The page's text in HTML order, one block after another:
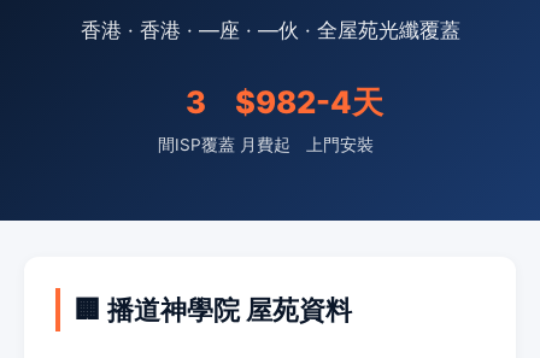
香港 · 香港 · —座 · —伙 · 全屋苑光纖覆蓋
3
間ISP覆蓋
$98
月費起
2-4天
上門安裝
🏢 播道神學院 屋苑資料